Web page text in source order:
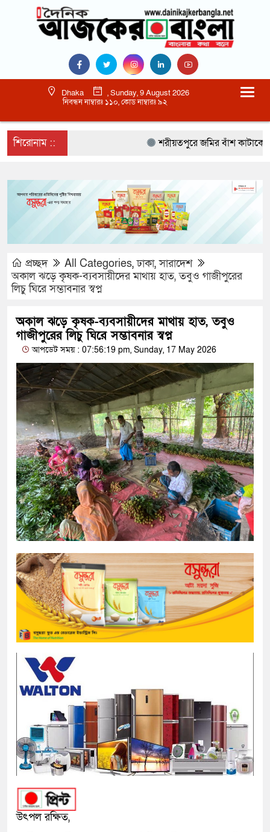
Dhaka
, Sunday, 9 August 2026
নিবন্ধন নাম্বারঃ ১১০, কোড নাম্বারঃ ৯২
শিরোনাম :: শরীয়তপুরে জমির বাঁশ কাটাকে
প্রচ্ছদ All Categories,ঢাকা,সারাদেশ
অকাল ঝড়ে কৃষক-ব্যবসায়ীদের মাথায় হাত, তবুও গাজীপুরের
লিচু ঘিরে সম্ভাবনার স্বপ্ন
অকাল ঝড়ে কৃষক-ব্যবসায়ীদের মাথায় হাত, তবুও
গাজীপুরের লিচু ঘিরে সম্ভাবনার স্বপ্ন
আপডেট সময় : 07:56:19 pm, Sunday, 17 May 2026
উৎপল রক্ষিত,